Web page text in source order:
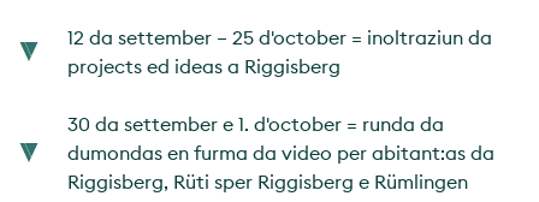
12 da settember – 25 d'october = inoltraziun da
projects ed ideas a Riggisberg
30 da settember e 1. d'october = runda da
dumondas en furma da video per abitant:as da
Riggisberg, Rüti sper Riggisberg e Rümlingen